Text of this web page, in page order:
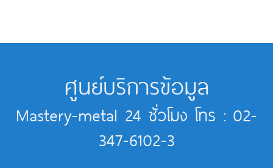
ศูนย์บริการข้อมูล
Mastery-metal 24 ชั่วโมง โทร : 02-
347-6102-3